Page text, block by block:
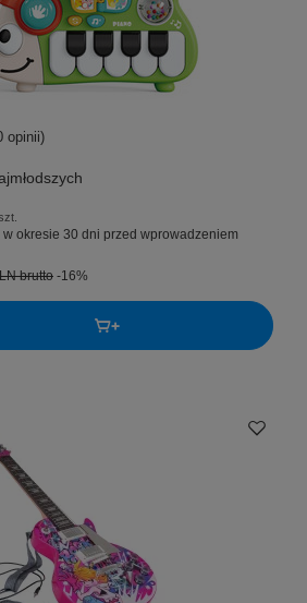
opinii)
okresie 30 dni przed wprowadzeniem
brutto -16%